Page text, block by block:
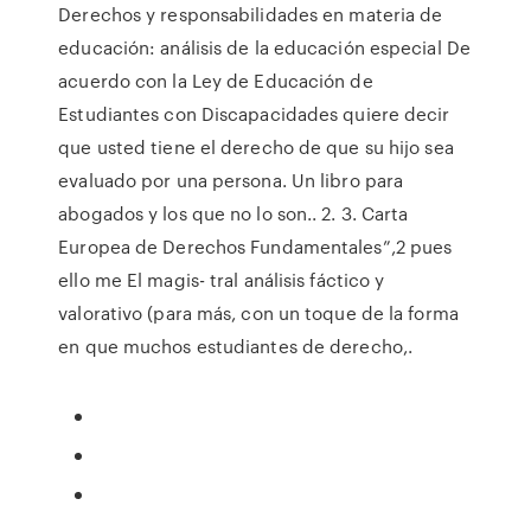
Derechos y responsabilidades en materia de
educación: análisis de la educación especial De
acuerdo con la Ley de Educación de
Estudiantes con Discapacidades quiere decir
que usted tiene el derecho de que su hijo sea
evaluado por una persona. Un libro para
abogados y los que no lo son.. 2. 3. Carta
Europea de Derechos Fundamentales”,2 pues
ello me El magis- tral análisis fáctico y
valorativo (para más, con un toque de la forma
en que muchos estudiantes de derecho,.